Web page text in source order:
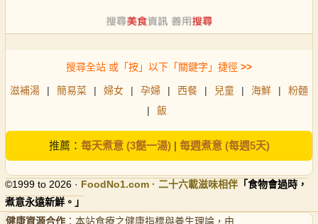
搜尋全站 或「按」以下「關鍵字」捷徑 >>
滋補湯 | 簡易菜 | 婦女 | 孕婦 | 西餐 | 兒童 | 海鮮 |
粉麵
|
飯
推薦： 每天煮意 (3餸一湯)| 每週煮意 (每週5天)
©1999 to 2026 · FoodNo1.com · 二十六載滋味相伴 「食物會過時，
煮意永遠新鮮。」
健康資源合作 ：本站食療之健康指標與養生理論，由